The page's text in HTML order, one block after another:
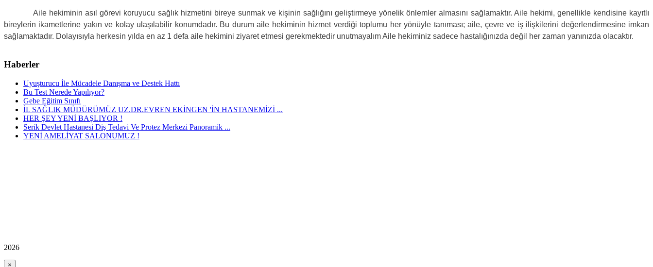
Aile hekiminin asıl görevi koruyucu sağlık hizmetini bireye sunmak ve kişinin sağlığını geliştirmeye yönelik önlemler almasını sağlamaktır. Aile hekimi, genellikle kendisine kayıtlı
bireylerin ikametlerine yakın ve kolay ulaşılabilir konumdadır. Bu durum aile hekiminin hizmet verdiği toplumu her yönüyle tanıması; aile, çevre ve iş ilişkilerini değerlendirmesine imkan
sağlamaktadır. Dolayısıyla herkesin yılda en az 1 defa aile hekimini ziyaret etmesi gerekmektedir unutmayalım Aile hekiminiz sadece hastalığınızda değil her zaman yanınızda olacaktır.
Haberler
Uyuşturucu İle Mücadele Danışma ve Destek Hattı
Bu Test Nerede Yapılıyor?
Gebe Eğitim Sınıfı
İL SAĞLIK MÜDÜRÜMÜZ UZ.DR.EVREN EKİNGEN 'İN HASTANEMİZİ ...
HER ŞEY YENİ BAŞLIYOR !
Serik Devlet Hastanesi Diş Tedavi Ve Protez Merkezi Panoramik ...
YENİ AMELİYAT SALONUMUZ !
2026
×